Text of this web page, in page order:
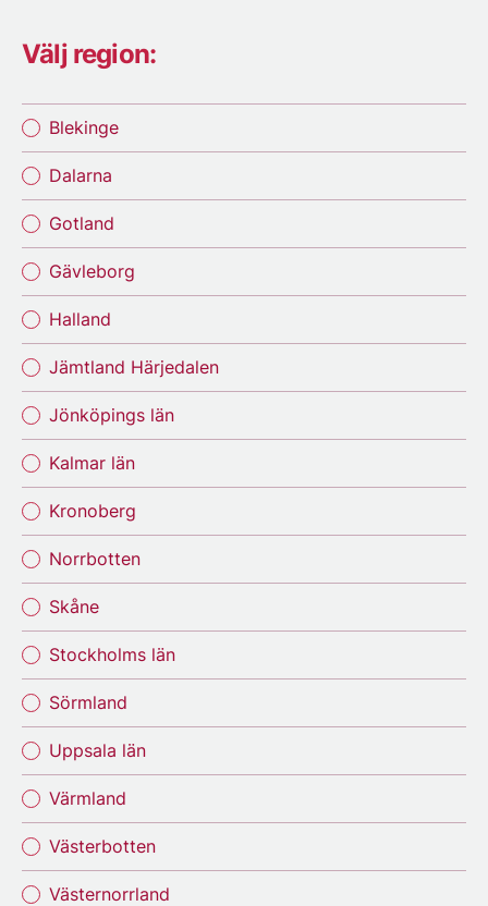
Välj region:
Blekinge
Dalarna
Gotland
Gävleborg
Halland
Jämtland Härjedalen
Jönköpings län
Kalmar län
Kronoberg
Norrbotten
Skåne
Stockholms län
Sörmland
Uppsala län
Värmland
Västerbotten
Västernorrland